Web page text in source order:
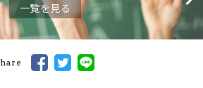
一覧を見る